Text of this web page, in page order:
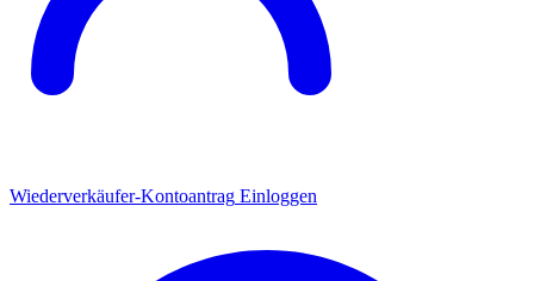
Wiederverkäufer-Kontoantrag Einloggen